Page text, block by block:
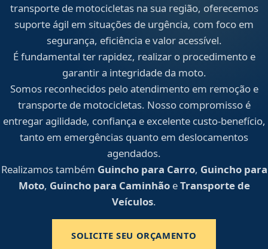
transporte de motocicletas na sua região, oferecemos
suporte ágil em situações de urgência, com foco em
segurança, eficiência e valor acessível.
É fundamental ter rapidez, realizar o procedimento e
garantir a integridade da moto.
Somos reconhecidos pelo atendimento em remoção e
transporte de motocicletas. Nosso compromisso é
entregar agilidade, confiança e excelente custo-benefício,
tanto em emergências quanto em deslocamentos
agendados.
Realizamos também Guincho para Carro, Guincho para
Moto, Guincho para CaminhãoeTransporte de
Veículos.
SOLICITE SEU ORÇAMENTO